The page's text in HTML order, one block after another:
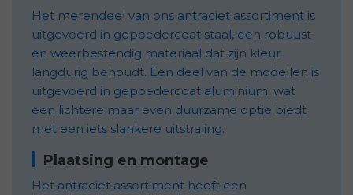
Het merendeel van ons antraciet assortiment is
uitgevoerd in gepoedercoat staal, een robuust
en weerbestendig materiaal dat zijn kleur
langdurig behoudt. Een deel van de modellen is
uitgevoerd in gepoedercoat aluminium, wat
een lichtere maar even duurzame optie biedt
met een iets slankere uitstraling.
Plaatsing en montage
Het antraciet assortiment heeft een